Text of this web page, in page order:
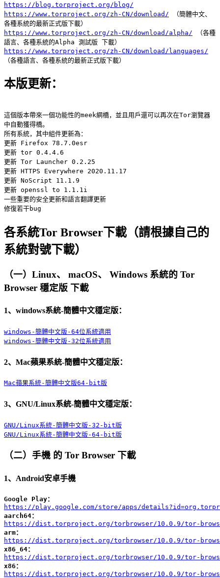
https://blog.torproject.org/blog/
https://www.torproject.org/zh-CN/download/ （簡體中文、
各種系統的最新正式版下載）
https://www.torproject.org/zh-CN/download/alpha/ （各種
語言、各種系統的Alpha 測試版 下載）
https://www.torproject.org/zh-CN/download/languages/
（各種語言、各種系統的最新正式版下載）
本版更新：
這個版本帶來一個功能性的meek網橋，並且用戶還可以再次在Tor瀏覽器
中自動獲得橋。
所有系統，其中組件更新為：
更新 Firefox 78.7.0esr
更新 tor 0.4.4.6
更新 Tor Launcher 0.2.25
更新 HTTPS Everywhere 2020.11.17
更新 NoScript 11.1.9
更新 openssl to 1.1.1i
一些重要的安全更新和語言翻譯更新
修復若干bug
各系統Tor Browser下載（請根據自己的
系統對號下載）
（一）Linux、 macOS、 Windows 系統的 Tor
Browser 穩定版 下載
1、windows系統-簡體中文穩定版：
windows-簡體中文版-64位系統適用
windows-簡體中文版-32位系統適用
2、Mac蘋果系統-簡體中文穩定版：
Mac蘋果系統-簡體中文版64-bit版
3、GNU/Linux系統-簡體中文穩定版：
GNU/Linux系統-簡體中文版-32-bit版
GNU/Linux系統-簡體中文版-64-bit版
（二）手機 的 Tor Browser 下載
1、Android安卓手機
Google Play：
https://play.google.com/store/apps/
aarch64：
https://dist.torproject.org/torbrowser/10.0.9/tor-
arm：
https://dist.torproject.org/torbrowser/10.0.9/tor-
x86_64：
https://dist.torproject.org/torbrowser/10.0.9/tor-
x86：
https://dist.torproject.org/torbrowser/10.0.9/tor-